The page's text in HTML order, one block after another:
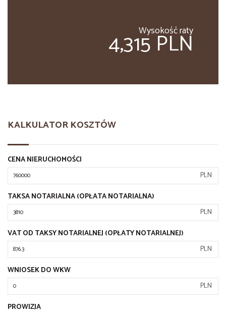
Wysokość raty
4,315 PLN
KALKULATOR KOSZTÓW
CENA NIERUCHOMOŚCI
PLN
TAKSA NOTARIALNA (OPŁATA NOTARIALNA)
PLN
VAT OD TAKSY NOTARIALNEJ (OPŁATY NOTARIALNEJ)
PLN
WNIOSEK DO WKW
PLN
PROWIZJA